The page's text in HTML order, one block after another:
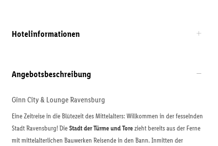
Hotelinformationen
Angebotsbeschreibung
Ginn City & Lounge Ravensburg
Eine Zeitreise in die Blütezeit des Mittelalters: Willkommen in der fesselnden
Stadt Ravensburg! DieStadt der Türme und Torezieht bereits aus der Ferne
mit mittelalterlichen Bauwerken Reisende in den Bann. Inmitten der